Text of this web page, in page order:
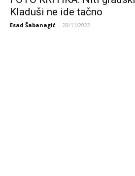
Kladuši ne ide tačno
Esad Šabanagić - 28/11/2022